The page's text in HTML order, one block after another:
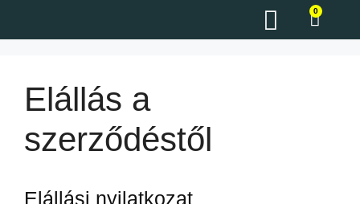
0
Elállás a
szerződéstől
Elállási nyilatkozat